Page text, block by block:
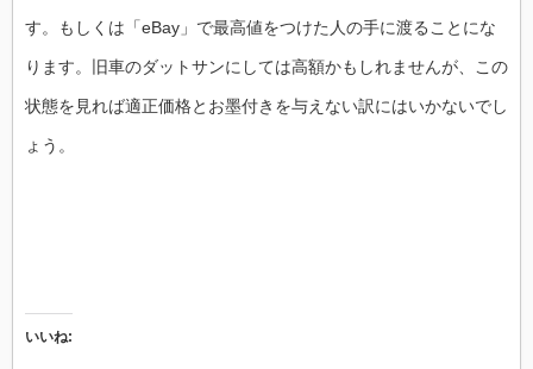
す。もしくは「eBay」で最高値をつけた人の手に渡ることにな
ります。旧車のダットサンにしては高額かもしれませんが、この
状態を見れば適正価格とお墨付きを与えない訳にはいかないでし
ょう。
いいね: